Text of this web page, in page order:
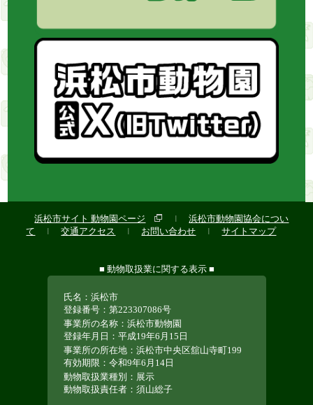
浜松市サイト 動物園ページ
浜松市動物園協会につい
て
交通アクセス お問い合わせ サイトマップ
■ 動物取扱業に関する表示 ■
氏名：浜松市
登録番号：第223307086号
事業所の名称：浜松市動物園
登録年月日：平成19年6月15日
事業所の所在地：浜松市中央区舘山寺町199
有効期限：令和9年6月14日
動物取扱業種別：展示
動物取扱責任者：須山総子